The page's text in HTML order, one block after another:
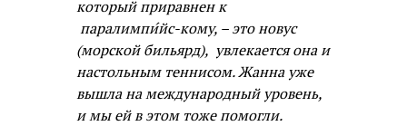
который приравнен к
паралимпи́йс-кому, – это новус
(морской бильярд), увлекается она и
настольным теннисом. Жанна уже
вышла на международный уровень,
и мы ей в этом тоже помогли.